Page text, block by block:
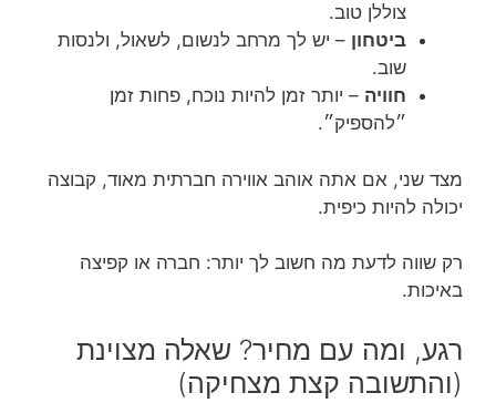
צוללן טוב.
ביטחון – יש לך מרחב לנשום, לשאול, ולנסות
שוב.
חוויה – יותר זמן להיות נוכח, פחות זמן
״להספיק״.
מצד שני, אם אתה אוהב אווירה חברתית מאוד, קבוצה
יכולה להיות כיפית.
רק שווה לדעת מה חשוב לך יותר: חברה או קפיצה
באיכות.
רגע, ומה עם מחיר? שאלה מצוינת
(והתשובה קצת מצחיקה)